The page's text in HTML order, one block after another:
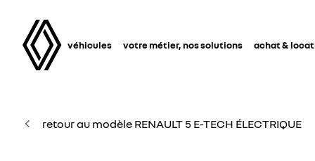
véhicules votre métier, nos solutions achat &
retour au modèle RENAULT 5 E-TECH ÉLECTRIQUE